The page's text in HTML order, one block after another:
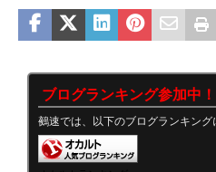
ブログランキング参加中！
鵺速では、以下のブログランキング